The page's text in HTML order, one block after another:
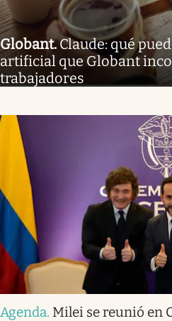
Globant.Claude: qué
artificial que Globant
trabajadores
Agenda. Milei se reunió en